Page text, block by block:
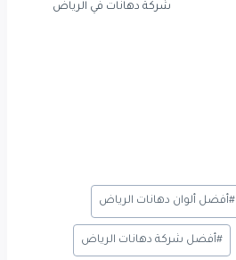
شركة دهانات في الرياض
#أفضل ألوان دهانات الرياض
#أفضل شركة دهانات الرياض